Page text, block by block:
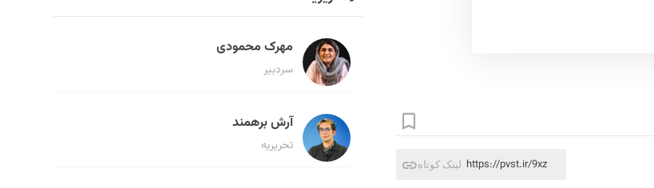
لینک کوتاه https://pvst.ir/9xz
مهرک محمودی
سردبیر
آرش برهمند
تحریریه